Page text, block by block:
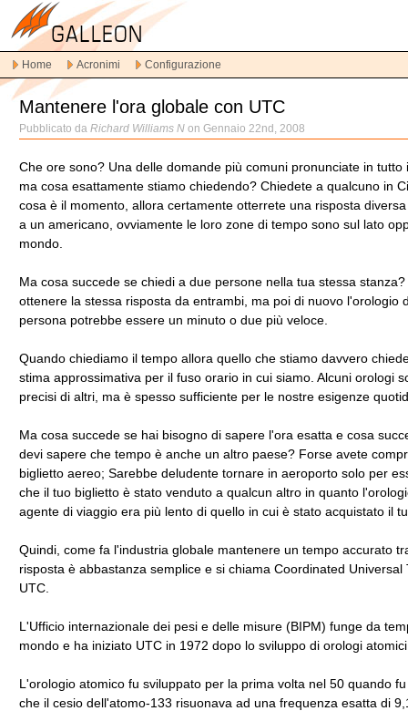
alla
navigazione
principale
Vai
contenuto
principale
contenuto
secondario
Home Acronimi Configurazione
Mantenere l'ora globale con UTC
Pubblicato da Richard Williams N on Gennaio 22nd, 2008
Che ore sono? Una delle domande più comuni pronunciate in tutto
ma cosa esattamente stiamo chiedendo? Chiedete a qualcuno in
cosa è il momento, allora certamente otterrete una risposta
a un americano, ovviamente le loro zone di tempo sono sul lato
mondo.
Ma cosa succede se chiedi a due persone nella tua stessa
ottenere la stessa risposta da entrambi, ma poi di nuovo l'orologio
persona potrebbe essere un minuto o due più veloce.
Quando chiediamo il tempo allora quello che stiamo davvero
stima approssimativa per il fuso orario in cui siamo. Alcuni orologi
precisi di altri, ma è spesso sufficiente per le nostre esigenze
Ma cosa succede se hai bisogno di sapere l'ora esatta e cosa
devi sapere che tempo è anche un altro paese? Forse avete
biglietto aereo; Sarebbe deludente tornare in aeroporto solo per
che il tuo biglietto è stato venduto a qualcun altro in quanto
agente di viaggio era più lento di quello in cui è stato acquistato il
Quindi, come fa l'industria globale mantenere un tempo accurato
risposta è abbastanza semplice e si chiama Coordinated Universal
UTC.
L'Ufficio internazionale dei pesi e delle misure (BIPM) funge da
mondo e ha iniziato UTC in 1972 dopo lo sviluppo di orologi
L'orologio atomico fu sviluppato per la prima volta nel 50 quando
che il cesio dell'atomo-133 risuonava ad una frequenza esatta di